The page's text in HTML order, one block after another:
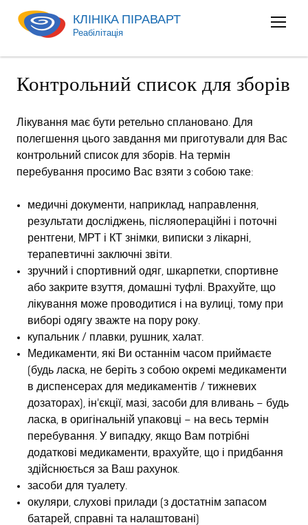
КЛІНІКА ПІРАВАРТ
Реабілітація
Контрольний список для зборів
Лікування має бути ретельно сплановано. Для
полегшення цього завдання ми приготували для Вас
контрольний список для зборів. На термін
перебування просимо Вас взяти з собою таке:
медичні документи, наприклад, направлення,
результати досліджень, післяопераційні і поточні
рентгени, МРТ і КТ знімки, виписки з лікарні,
терапевтичні заключні звіти.
зручний і спортивний одяг, шкарпетки, спортивне
або закрите взуття, домашні туфлі. Врахуйте, що
лікування може проводитися і на вулиці, тому при
виборі одягу зважте на пору року.
купальник / плавки, рушник, халат.
Медикаменти, які Ви останнім часом приймаєте
(будь ласка, не беріть з собою окремі медикаменти
в диспенсерах для медикаментів / тижневих
дозаторах), ін'єкції, мазі, засоби для вливань – будь
ласка, в оригінальній упаковці – на весь термін
перебування. У випадку, якщо Вам потрібні
додаткові медикаменти, врахуйте, що і придбання
здійснюється за Ваш рахунок.
засоби для туалету.
окуляри, слухові прилади (з достатнім запасом
батарей, справні та налаштовані)